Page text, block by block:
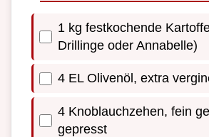
1 kg festkochende
Drillinge oder Annabelle)
4 EL Olivenöl, extra
4 Knoblauchzehen, fein
gepresst